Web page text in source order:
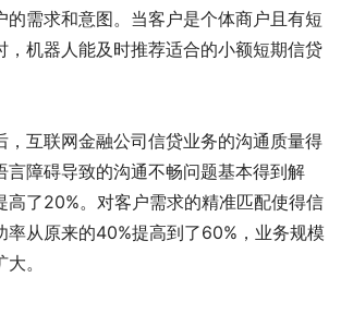
的需求和意图。当客户是个体商户且有短
，机器人能及时推荐适合的小额短期信贷
，互联网金融公司信贷业务的沟通质量得
言障碍导致的沟通不畅问题基本得到解
高了20%。对客户需求的精准匹配使得信
率从原来的40%提高到了60%，业务规模
。